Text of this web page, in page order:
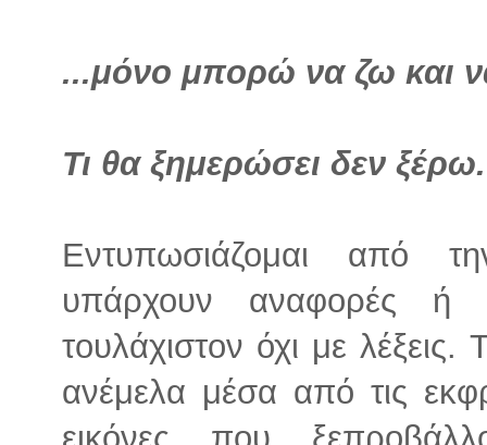
...μόνο μπορώ να ζω και
Τι θα ξημερώσει δεν ξέρω.
Εντυπωσιάζομαι από
υπάρχουν αναφορές ή
τουλάχιστον όχι με λέξεις.
ανέμελα μέσα από τις
εικόνες που